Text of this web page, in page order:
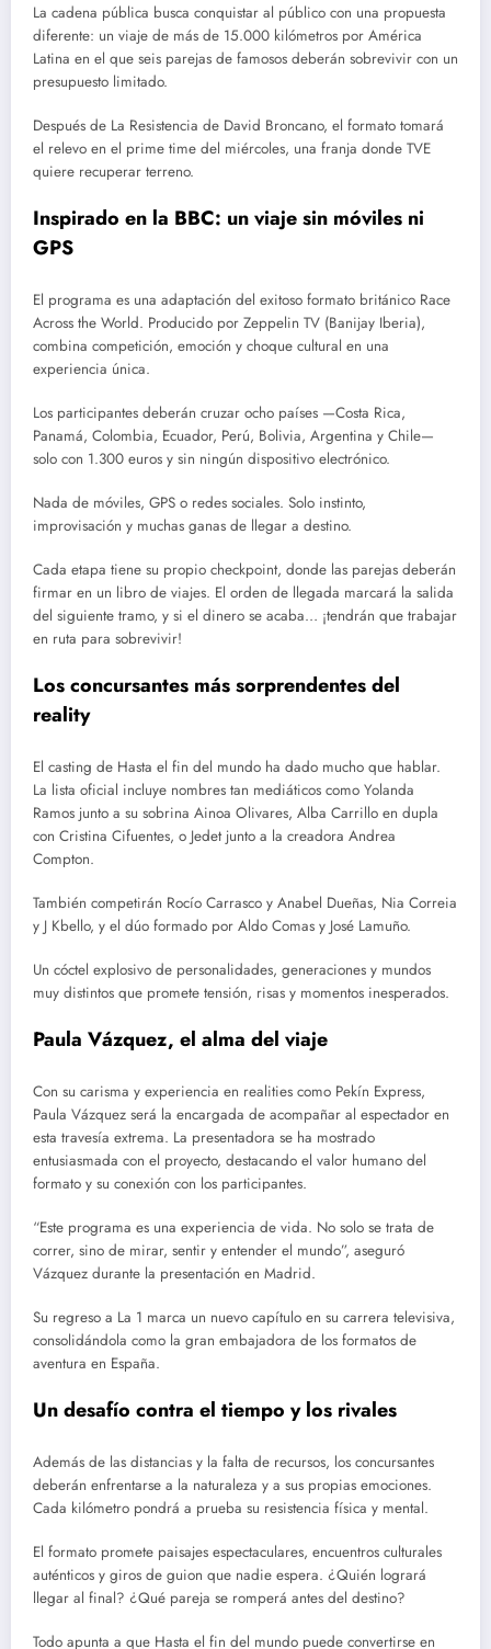
La cadena pública busca conquistar al público con una propuesta
diferente: un viaje de más de 15.000 kilómetros por América
Latina en el que seis parejas de famosos deberán sobrevivir con un
presupuesto limitado.
Después de La Resistencia de David Broncano, el formato tomará
el relevo en el prime time del miércoles, una franja donde TVE
quiere recuperar terreno.
Inspirado en la BBC: un viaje sin móviles ni
GPS
El programa es una adaptación del exitoso formato británico Race
Across the World. Producido por Zeppelin TV (Banijay Iberia),
combina competición, emoción y choque cultural en una
experiencia única.
Los participantes deberán cruzar ocho países —Costa Rica,
Panamá, Colombia, Ecuador, Perú, Bolivia, Argentina y Chile—
solo con 1.300 euros y sin ningún dispositivo electrónico.
Nada de móviles, GPS o redes sociales. Solo instinto,
improvisación y muchas ganas de llegar a destino.
Cada etapa tiene su propio checkpoint, donde las parejas deberán
firmar en un libro de viajes. El orden de llegada marcará la salida
del siguiente tramo, y si el dinero se acaba… ¡tendrán que trabajar
en ruta para sobrevivir!
Los concursantes más sorprendentes del
reality
El casting de Hasta el fin del mundo ha dado mucho que hablar.
La lista oficial incluye nombres tan mediáticos como Yolanda
Ramos junto a su sobrina Ainoa Olivares, Alba Carrillo en dupla
con Cristina Cifuentes, o Jedet junto a la creadora Andrea
Compton.
También competirán Rocío Carrasco y Anabel Dueñas, Nia Correia
y J Kbello, y el dúo formado por Aldo Comas y José Lamuño.
Un cóctel explosivo de personalidades, generaciones y mundos
muy distintos que promete tensión, risas y momentos inesperados.
Paula Vázquez, el alma del viaje
Con su carisma y experiencia en realities como Pekín Express,
Paula Vázquez será la encargada de acompañar al espectador en
esta travesía extrema. La presentadora se ha mostrado
entusiasmada con el proyecto, destacando el valor humano del
formato y su conexión con los participantes.
“Este programa es una experiencia de vida. No solo se trata de
correr, sino de mirar, sentir y entender el mundo”, aseguró
Vázquez durante la presentación en Madrid.
Su regreso a La 1 marca un nuevo capítulo en su carrera televisiva,
consolidándola como la gran embajadora de los formatos de
aventura en España.
Un desafío contra el tiempo y los rivales
Además de las distancias y la falta de recursos, los concursantes
deberán enfrentarse a la naturaleza y a sus propias emociones.
Cada kilómetro pondrá a prueba su resistencia física y mental.
El formato promete paisajes espectaculares, encuentros culturales
auténticos y giros de guion que nadie espera. ¿Quién logrará
llegar al final? ¿Qué pareja se romperá antes del destino?
Todo apunta a que Hasta el fin del mundo puede convertirse en